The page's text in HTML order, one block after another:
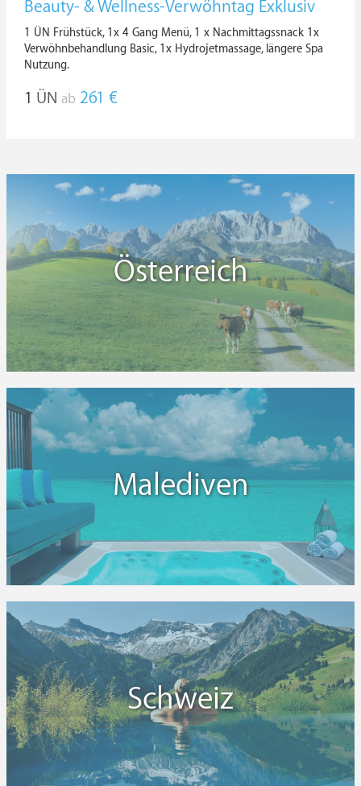
Beauty- & Wellness-Verwöhntag Exklusiv
1 ÜN Frühstück, 1x 4 Gang Menü, 1 x Nachmittagssnack 1x
Verwöhnbehandlung Basic, 1x Hydrojetmassage, längere Spa
Nutzung.
1 ÜN ab 261 €
Österreich
Malediven
Schweiz